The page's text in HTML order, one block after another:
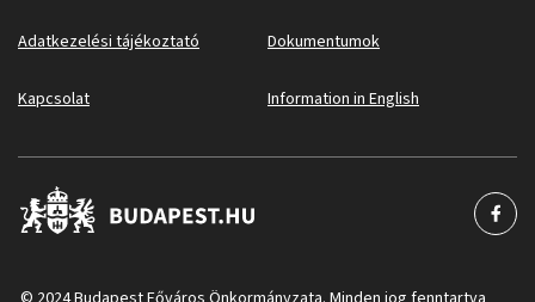
Adatkezelési tájékoztató Dokumentumok
Kapcsolat Information in English